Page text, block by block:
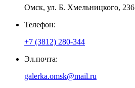
Омск, ул. Б. Хмельницкого, 236
Телефон:
+7 (3812) 280-344
Эл.почта:
galerka.omsk@mail.ru